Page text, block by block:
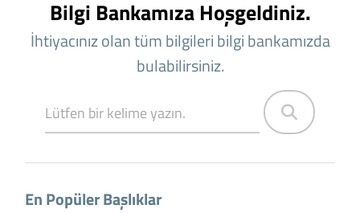
Bilgi Bankamıza Hoşgeldiniz.
İhtiyacınız olan tüm bilgileri bilgi bankamızda
bulabilirsiniz.
En Popüler Başlıklar